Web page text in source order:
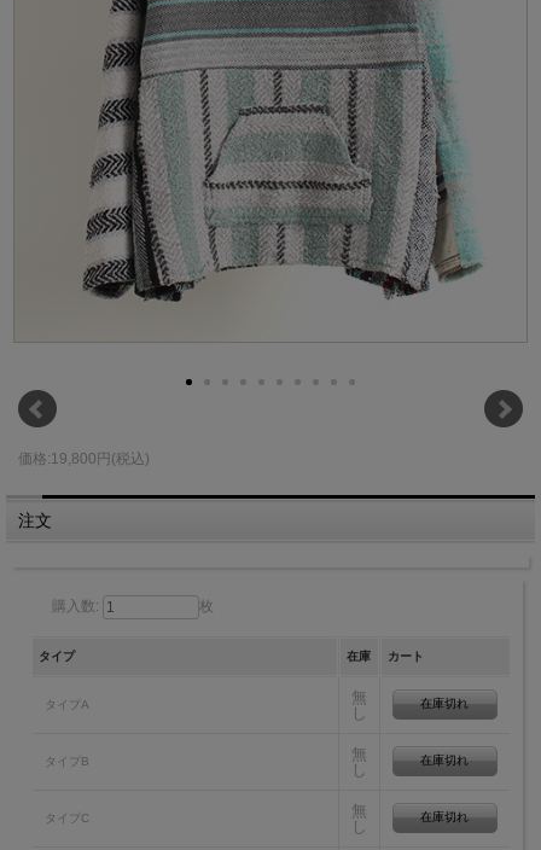
価格:19,800円(税込)
注文
購入数: 枚
タイプ 在庫 カート
タイプA
無
し
在庫切れ
タイプB
無
し
在庫切れ
タイプC
無
し
在庫切れ